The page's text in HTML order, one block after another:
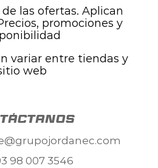
las ofertas. Aplican
promociones y
variar entre tiendas y
web
98 007 3546